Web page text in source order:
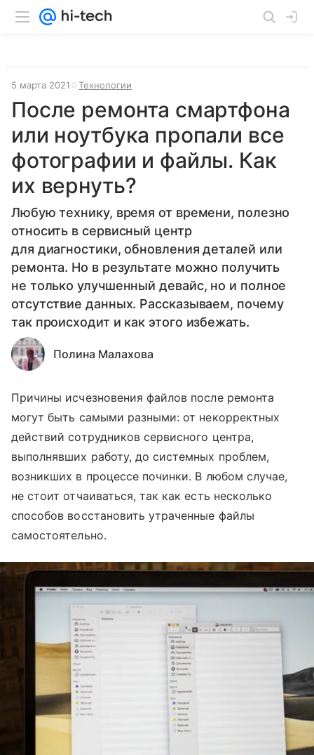
5 марта 2021 Технологии
После ремонта смартфона
или ноутбука пропали все
фотографии и файлы. Как
их вернуть?
Любую технику, время от времени, полезно
относить в сервисный центр
для диагностики, обновления деталей или
ремонта. Но в результате можно получить
не только улучшенный девайс, но и полное
отсутствие данных. Рассказываем, почему
так происходит и как этого избежать.
Полина Малахова
Причины исчезновения файлов после ремонта
могут быть самыми разными: от некорректных
действий сотрудников сервисного центра,
выполнявших работу, до системных проблем,
возникших в процессе починки. В любом случае,
не стоит отчаиваться, так как есть несколько
способов восстановить утраченные файлы
самостоятельно.